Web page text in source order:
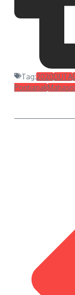
Tag:2020DUTA
Pontianak